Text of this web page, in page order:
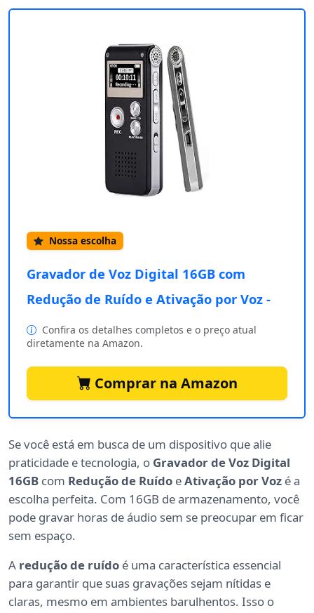
Nossa escolha
Gravador de Voz Digital 16GB com
Redução de Ruído e Ativação por Voz -
Confira os detalhes completos e o preço atual
diretamente na Amazon.
Comprar na Amazon
Se você está em busca de um dispositivo que alie
praticidade e tecnologia, o Gravador de Voz Digital
16GB com Redução de Ruído eAtivação por Voz é a
escolha perfeita. Com 16GB de armazenamento, você
pode gravar horas de áudio sem se preocupar em ficar
sem espaço.
A redução de ruído é uma característica essencial
para garantir que suas gravações sejam nítidas e
claras, mesmo em ambientes barulhentos. Isso o